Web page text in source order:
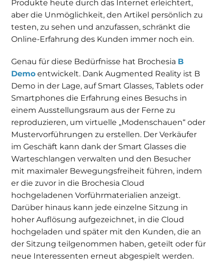
Produkte heute durch das Internet erleichtert,
aber die Unmöglichkeit, den Artikel persönlich zu
testen, zu sehen und anzufassen, schränkt die
Online-Erfahrung des Kunden immer noch ein.
Genau für diese Bedürfnisse hat Brochesia B
Demo entwickelt. Dank Augmented Reality ist B
Demo in der Lage, auf Smart Glasses, Tablets oder
Smartphones die Erfahrung eines Besuchs in
einem Ausstellungsraum aus der Ferne zu
reproduzieren, um virtuelle „Modenschauen“ oder
Mustervorführungen zu erstellen. Der Verkäufer
im Geschäft kann dank der Smart Glasses die
Warteschlangen verwalten und den Besucher
mit maximaler Bewegungsfreiheit führen, indem
er die zuvor in die Brochesia Cloud
hochgeladenen Vorführmaterialien anzeigt.
Darüber hinaus kann jede einzelne Sitzung in
hoher Auflösung aufgezeichnet, in die Cloud
hochgeladen und später mit den Kunden, die an
der Sitzung teilgenommen haben, geteilt oder für
neue Interessenten erneut abgespielt werden.
Statistik
Damit wir die
Funktionalität
Struktur der
Website
verbessern
können,
basierend auf
der Nutzung
Erleben
Sie
Damit
Website
während
Ihres
gut wie
möglich
funktioniert.
Wenn Sie
diese